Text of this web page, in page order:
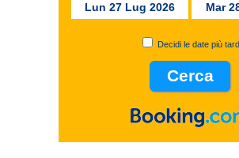
Lun 27 Lug 2026 Mar
Decidi le date più